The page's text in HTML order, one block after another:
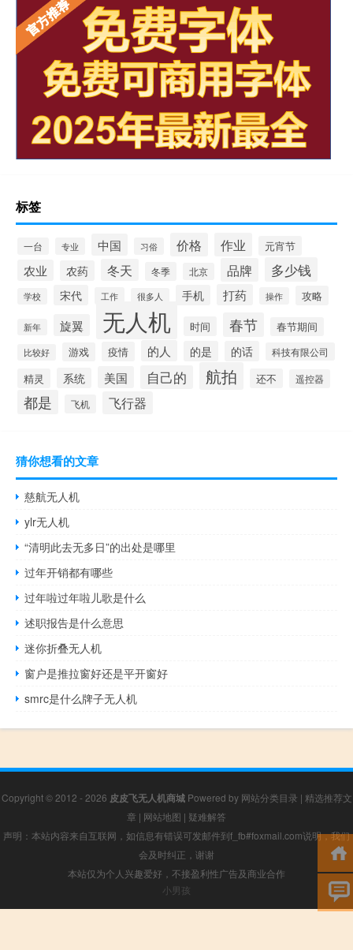
标签
一台 专业 中国 习俗 价格 作业 元宵节
农业 农药 冬天 冬季 北京 品牌 多少钱
学校 宋代 工作 很多人 手机 打药 操作 攻略
新年 旋翼 无人机 时间 春节 春节期间
比较好 游戏 疫情 的人 的是 的话 科技有限公司
精灵 系统 美国 自己的 航拍 还不 遥控器
都是 飞机 飞行器
猜你想看的文章
慈航无人机
ylr无人机
“清明此去无多日”的出处是哪里
过年开销都有哪些
过年啦过年啦儿歌是什么
述职报告是什么意思
迷你折叠无人机
窗户是推拉窗好还是平开窗好
smrc是什么牌子无人机
Copyright © 2012 - 2026 皮皮飞无人机商城Powered by 网站分类目录 | 精选推荐文
章 | 网站地图 | 疑难解答
声明：本站内容来自互联网，如信息有错误可发邮件到f_fb#foxmail.com说明，我们
会及时纠正，谢谢
本站仅为个人兴趣爱好，不接盈利性广告及商业合作
小男孩